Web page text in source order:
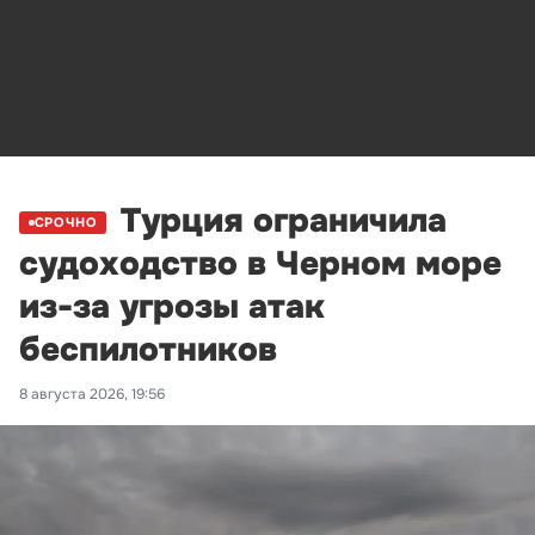
СРОЧНО
Турция ограничила
судоходство в Черном море
из-за угрозы атак
беспилотников
8 августа 2026, 19:56